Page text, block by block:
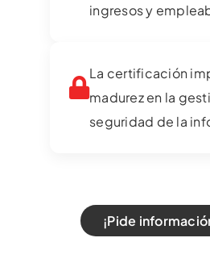
ingresos y
La certificación
madurez en la
seguridad de la
¡Pide